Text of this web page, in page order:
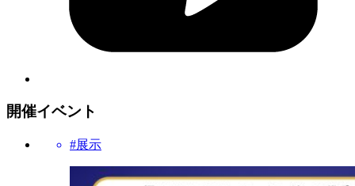
開催イベント
#展示